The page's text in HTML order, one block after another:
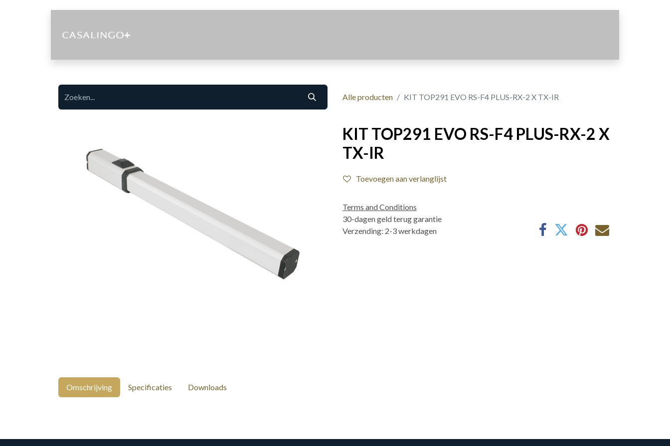
Alle producten KIT TOP291 EVO RS-F4 PLUS-RX-2 X TX-IR
KIT TOP291 EVO RS-F4 PLUS-RX-2 X
TX-IR
Toevoegen aan verlanglijst
Terms and Conditions
30-dagen geld terug garantie
Verzending: 2-3 werkdagen
Omschrijving Specificaties Downloads